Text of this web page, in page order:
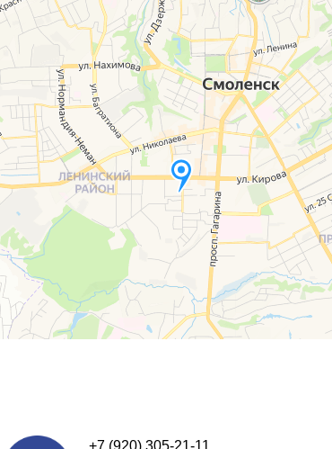
+7 (920) 305-21-11